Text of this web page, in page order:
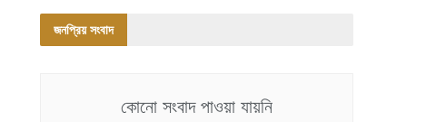
জনপ্রিয় সংবাদ
কোনো সংবাদ পাওয়া যায়নি